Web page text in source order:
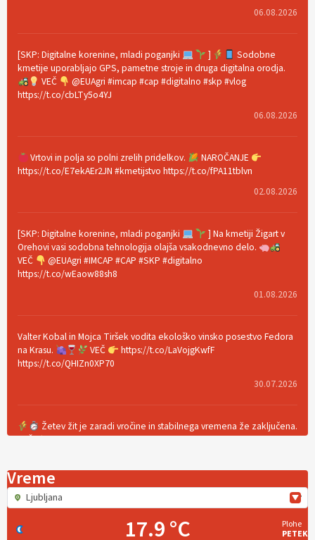
06.08.2026
[SKP: Digitalne korenine, mladi poganjki ]
Sodobne
kmetije uporabljajo GPS, pametne stroje in druga digitalna orodja.
VEČ
@EUAgri #imcap #cap #digitalno #skp #vlog
https://t.co/cbLTy5o4YJ
06.08.2026
Vrtovi in polja so polni zrelih pridelkov.
NAROČANJE
https://t.co/E7ekAEr2JN #kmetijstvo https://t.co/fPA11tblvn
02.08.2026
[SKP: Digitalne korenine, mladi poganjki
] Na kmetiji Žigart v
Orehovi vasi sodobna tehnologija olajša vsakodnevno delo.
VEČ
@EUAgri #IMCAP #CAP #SKP #digitalno
https://t.co/wEaow88sh8
01.08.2026
Valter Kobal in Mojca Tiršek vodita ekološko vinsko posestvo Fedora
na Krasu.
VEČ
https://t.co/LaVojgKwfF
https://t.co/QHIZn0XP70
30.07.2026
Žetev žit je zaradi vročine in stabilnega vremena že zaključena.
VEČ
https://t.co/bBWaIz6Hhh https://t.co/TtKoOF5ENS
[EKOloško = LOGIČNO
Ameriške borovnice so odlična izbira za
#IMCAP #CAP https://t.co/tQd9tB1THk
Vreme
Ljubljana
17.9 °C
Plohe
PETEK